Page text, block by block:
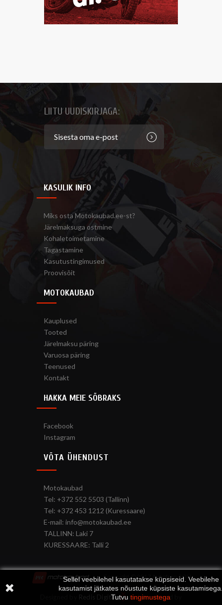
LIITU UUDISKIRJAGA:
KASULIK INFO
Miks osta Motokaubad.ee-st?
Järelmaksuga ostmine
Kohaletoimetamine
Tagastamine
Kasutustingimused
Proovisõit
MOTOKAUBAD
Kauplused
Tooted
Järelmaksu päring
Varuosa päring
Teenused
Kontakt
HAKKA MEIE SÕBRAKS
Facebook
Instagram
VÕTA ÜHENDUST
Motokaubad
Tel: +372 552 5503 (Tallinn)
Tel: +372 453 1212 (Kuressaare)
E-mail: info@motokaubad.ee
TALLINN: Laki 7
KURESSAARE: Talli 2
Sellel veebilehel kasutatakse küpsiseid. Veebilehe
kasutamist jätkates nõustute küpsiste
Tutvu tingimustega
Copyright © 2017 Autofrend OÜ
Redis Digital and developed by